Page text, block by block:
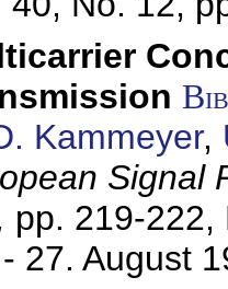
Kammeyer,
Signal
pp. 219-222,
27. August